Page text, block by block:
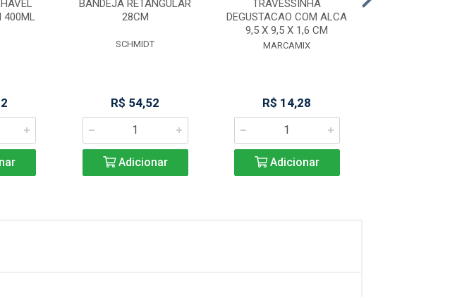
400ML
BANDEJA RETANGULAR
28CM
SCHMIDT
R$ 54,52
Adicionar
TRAVESSINHA
DEGUSTACAO COM ALCA
9,5 X 9,5 X 1,6 CM
MARCAMIX
R$ 14,28
Adicionar